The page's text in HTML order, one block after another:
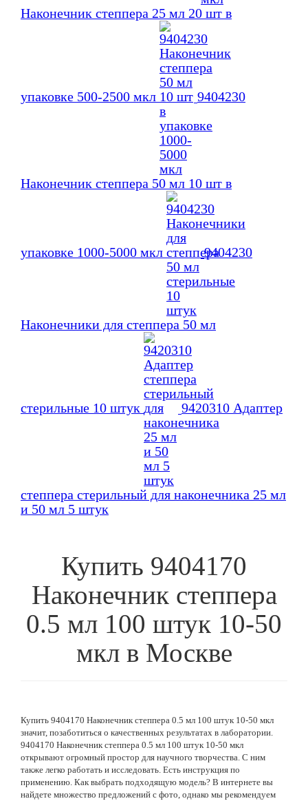
Наконечник степпера 25 мл 20 шт в
упаковке 500-2500 мкл 9404230
Наконечник степпера 50 мл 10 шт в
упаковке 1000-5000 мкл 9404230
Наконечники для степпера 50 мл
стерильные 10 штук 9420310 Адаптер
степпера стерильный для наконечника 25 мл
и 50 мл 5 штук
Купить 9404170
Наконечник степпера
0.5 мл 100 штук 10-50
мклв Москве
Купить 9404170 Наконечник степпера 0.5 мл 100 штук 10-50 мкл
значит, позаботиться о качественных результатах в лаборатории.
9404170 Наконечник степпера 0.5 мл 100 штук 10-50 мкл
открывают огромный простор для научного творчества. С ним
также легко работать и исследовать. Есть инструкция по
применению. Как выбрать подходящую модель? В интернете вы
найдете множество предложений с фото, однако мы рекомендуем